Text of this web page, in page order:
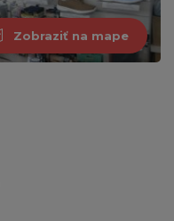
Zobraziť na mape